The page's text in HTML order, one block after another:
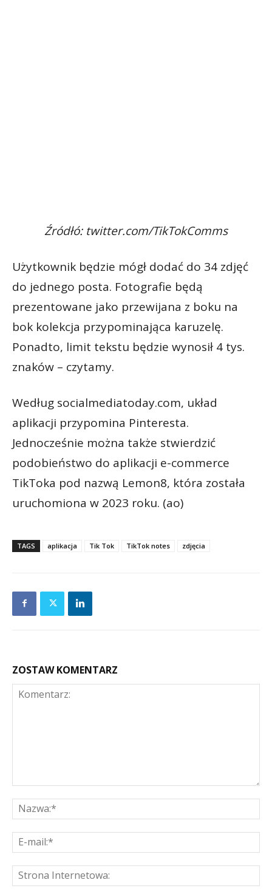
Źródłó: twitter.com/TikTokComms
Użytkownik będzie mógł dodać do 34 zdjęć
do jednego posta. Fotografie będą
prezentowane jako przewijana z boku na
bok kolekcja przypominająca karuzelę.
Ponadto, limit tekstu będzie wynosił 4 tys.
znaków – czytamy.
Według socialmediatoday.com, układ
aplikacji przypomina Pinteresta.
Jednocześnie można także stwierdzić
podobieństwo do aplikacji e-commerce
TikToka pod nazwą Lemon8, która została
uruchomiona w 2023 roku. (ao)
TAGS aplikacja Tik Tok TikTok notes zdjęcia
ZOSTAW KOMENTARZ